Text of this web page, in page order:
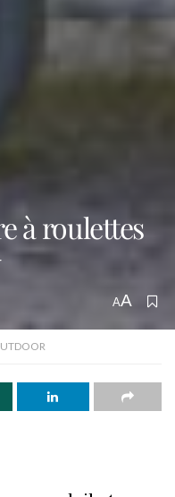
à roulettes
AA